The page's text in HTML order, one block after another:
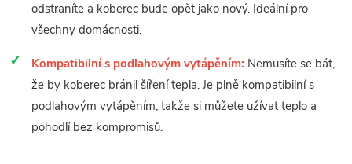
odstraníte a koberec bude opět jako nový. Ideální pro
všechny domácnosti.
Kompatibilní s podlahovým vytápěním: Nemusíte se bát,
že by koberec bránil šíření tepla. Je plně kompatibilní s
podlahovým vytápěním, takže si můžete užívat teplo a
pohodlí bez kompromisů.